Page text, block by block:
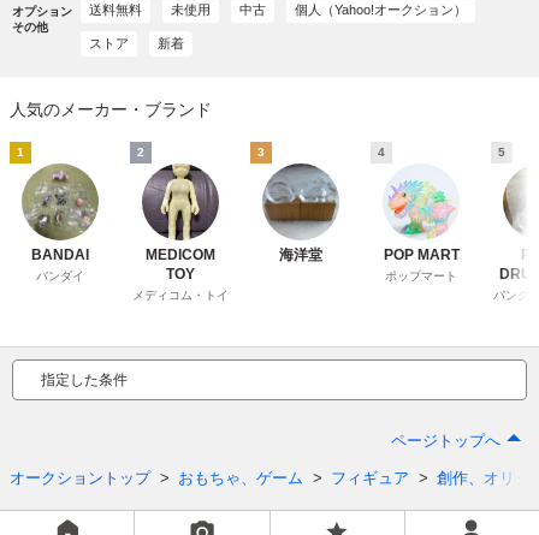
オプション
その他
送料無料 未使用 中古 個人（Yahoo!オークション）
ストア 新着
人気のメーカー・ブランド
1
BANDAI
バンダイ
2
MEDICOM
TOY
メディコム・トイ
3
海洋堂
4
POP MART
ポップマート
5
パンク
指定した条件
ページトップへ
オークショントップ おもちゃ、ゲーム フィギュア 創作、オリジ